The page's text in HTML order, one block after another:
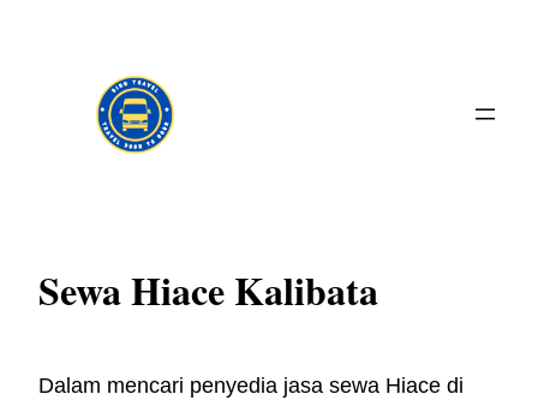
Sewa Hiace Kalibata
Dalam mencari penyedia jasa sewa Hiace di